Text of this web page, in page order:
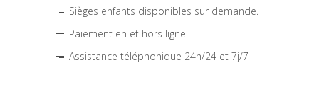
Sièges enfants disponibles sur demande.
Paiement en et hors ligne
Assistance téléphonique 24h/24 et 7j/7